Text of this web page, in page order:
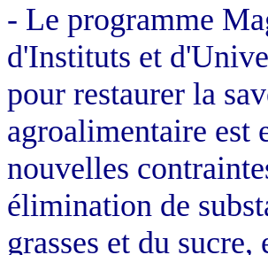
- Le programme
d'Instituts et
pour restaurer la
agroalimentaire est
nouvelles
élimination de
grasses et du